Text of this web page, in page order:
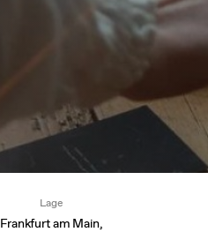
Lage
Frankfurt am Main,